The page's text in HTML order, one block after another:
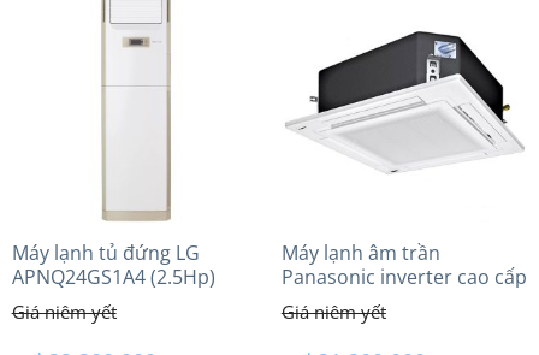
₫ 42.800.000.
Máy lạnh tủ đứng LG
APNQ24GS1A4 (2.5Hp)
Inverter
Máy lạnh âm trần
Panasonic inverter cao cấp
(2.5Hp) S-1821PU3HA/U-
21PRH1H5